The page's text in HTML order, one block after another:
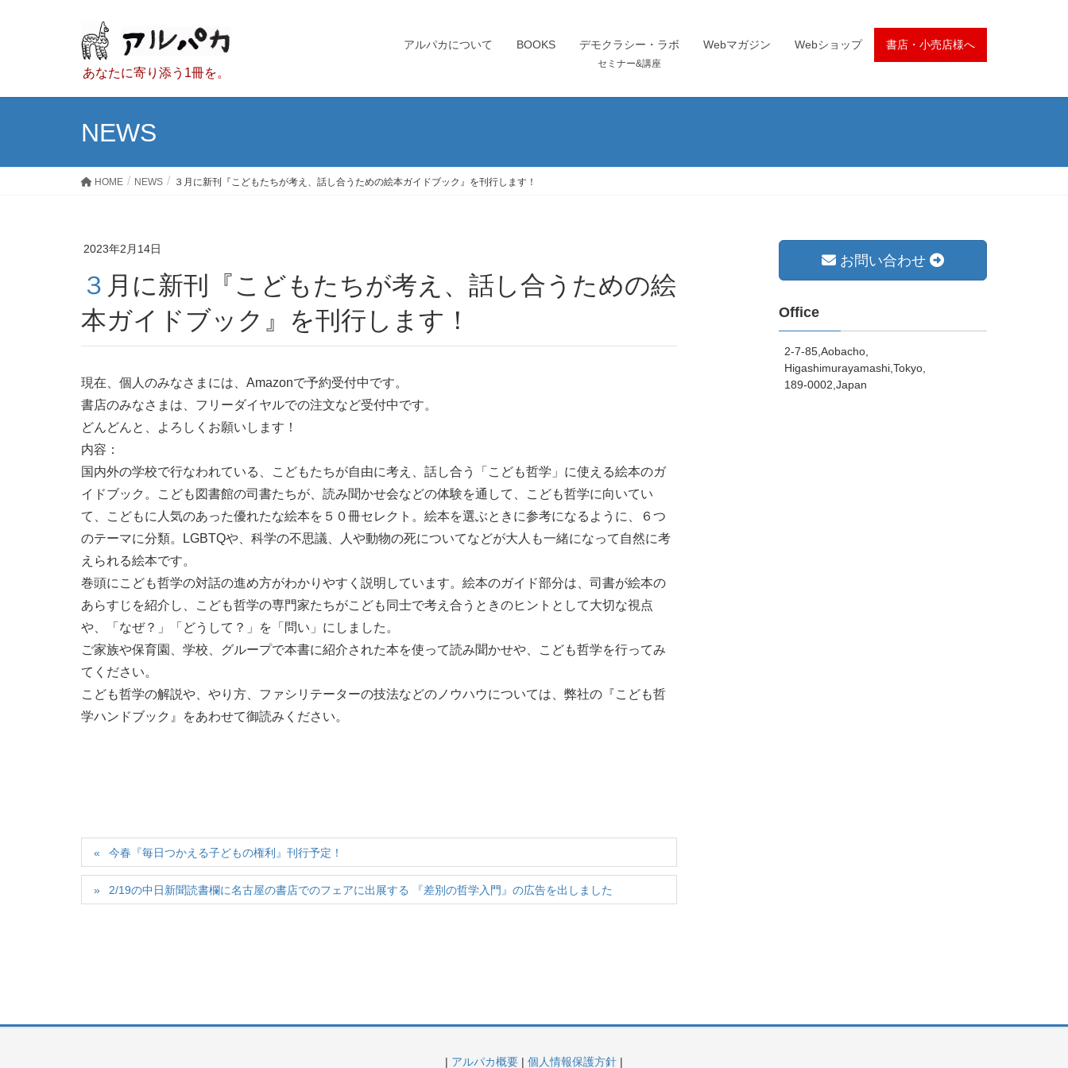
あなたに寄り添う1冊を。
アルパカについて BOOKS デモクラシー・ラボ
セミナー&講座
Webマガジン Webショップ 書店・小売店様へ
NEWS
HOME NEWS ３月に新刊『こどもたちが考え、話し合うための絵本ガイドブック』を刊行します！
2023年2月14日
３月に新刊『こどもたちが考え、話し合うための絵
本ガイドブック』を刊行します！
現在、個人のみなさまには、Amazonで予約受付中です。
書店のみなさまは、フリーダイヤルでの注文など受付中です。
どんどんと、よろしくお願いします！
内容：
国内外の学校で行なわれている、こどもたちが自由に考え、話し合う「こども哲学」に使える絵本のガ
イドブック。こども図書館の司書たちが、読み聞かせ会などの体験を通して、こども哲学に向いてい
て、こどもに人気のあった優れたな絵本を５０冊セレクト。 絵本を選ぶときに参考になるように、６つ
のテーマに分類。
LGBTQや、科学の不思議、人や動物の死についてなどが大人も一緒になって自然に考
えられる絵本です。
巻頭にこども哲学の対話の進め方がわかりやすく説明しています。絵本のガイド部分は、司書が絵本の
あらすじを紹介し、こども哲学の専門家たちがこども同士で考え合うときのヒントとして大切な視点
や、「なぜ？」「どうして？」を「問い」にしました。
ご家族や保育園、学校、グループで本書に紹介された本を使って読み聞かせや、こども哲学を行ってみ
てください。
こども哲学の解説や、やり方、ファシリテーターの技法などのノウハウについては、弊社の『こども哲
学ハンドブック』をあわせて御読みください。
今春『毎日つかえる子どもの権利』刊行予定！
2/19の中日新聞読書欄に名古屋の書店でのフェアに出展する 『差別の哲学入門』の広告を出しました
お問い合わせ
Office
2-7-85,Aobacho,
Higashimurayamashi,Tokyo,
189-0002,Japan
| アルパカ概要 | 個人情報保護方針 |